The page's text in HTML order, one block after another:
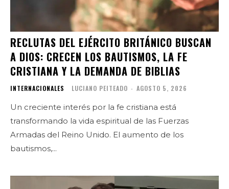
RECLUTAS DEL EJÉRCITO BRITÁNICO BUSCAN
A DIOS: CRECEN LOS BAUTISMOS, LA FE
CRISTIANA Y LA DEMANDA DE BIBLIAS
INTERNACIONALES LUCIANO PEITEADO - AGOSTO 5, 2026
Un creciente interés por la fe cristiana está
transformando la vida espiritual de las Fuerzas
Armadas del Reino Unido. El aumento de los
bautismos,...